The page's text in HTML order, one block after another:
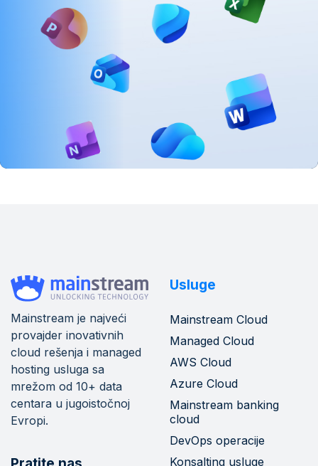
Mainstream je najveći
provajder inovativnih
cloud rešenja i managed
hosting usluga sa
mrežom od 10+ data
centara u jugoistočnoj
Evropi.
Usluge
Mainstream Cloud
Managed Cloud
AWS Cloud
Azure Cloud
Mainstream banking
cloud
DevOps operacije
Konsalting usluge